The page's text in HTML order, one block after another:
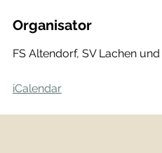
Organisator
FS Altendorf, SV Lachen
iCalendar